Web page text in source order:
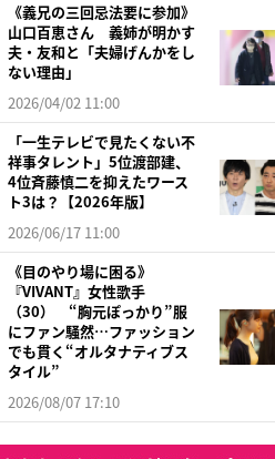
《義兄の三回忌法要に参加》
山口百恵さん 義姉が明かす
夫・友和と「夫婦げんかをし
ない理由」
2026/04/02 11:00
「一生テレビで見たくない不
祥事タレント」5位渡部建、
4位斉藤慎二を抑えたワース
ト3は？【2026年版】
2026/06/17 11:00
《目のやり場に困る》
『VIVANT』女性歌手
（30） “胸元ぽっかり”服
にファン騒然…ファッション
でも貫く“オルタナティブス
タイル”
2026/08/07 17:10